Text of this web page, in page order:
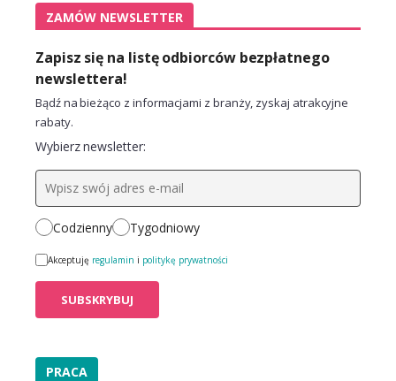
ZAMÓW NEWSLETTER
Zapisz się na listę odbiorców bezpłatnego
newslettera!
Bądź na bieżąco z informacjami z branży, zyskaj atrakcyjne
rabaty.
Wybierz newsletter:
Codzienny Tygodniowy
Akceptuję regulamin i politykę prywatności
PRACA